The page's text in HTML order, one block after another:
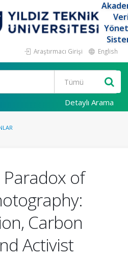
Araştırmacı Girişi English
Detaylı Arama
of
Carbon
Activist